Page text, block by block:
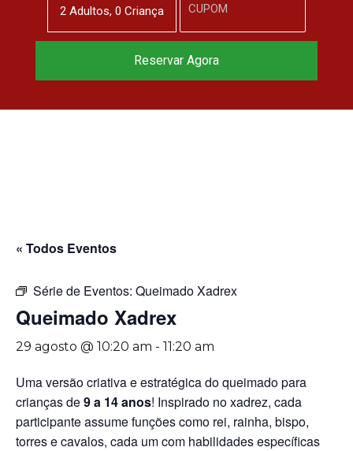
« Todos Eventos
Série de Eventos: Queimado Xadrex
Queimado Xadrex
29 agosto @ 10:20 am - 11:20 am
Uma versão criativa e estratégica do queimado para
crianças de9 a 14 anos! Inspirado no xadrez, cada
participante assume funções como rei, rainha, bispo,
torres e cavalos, cada um com habilidades específicas
2 Adultos, 0 Criança
Reserve agora, com
Reservar Agora